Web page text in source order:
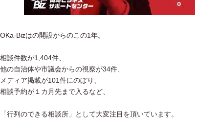
OKa-Bizはの開設からのこの1年。
相談件数が1,404件、
他の自治体や市議会からの視察が34件、
メディア掲載が101件にのぼり、
相談予約が１カ月先まで入るなど、
「行列のできる相談所」として大変注目を頂いています。